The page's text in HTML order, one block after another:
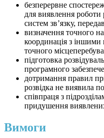
безперервне
для виявлення роботи
систем зв’язку,
визначення точного
координація з іншими
точного
підготовка
програмного
дотримання правил
розвідка не виявила
співпраця з
придушення
Вимоги